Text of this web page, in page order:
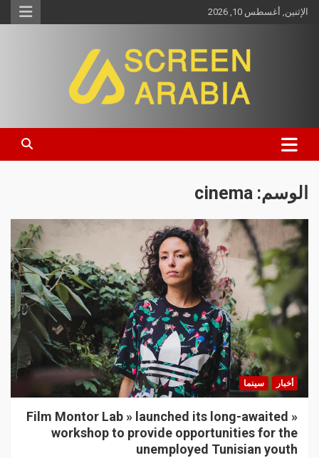
الإثنين, أغسطس 10, 2026
Screen Arabia
الوسم: cinema
أخبار سينما
« Film Montor Lab » launched its long-awaited
workshop to provide opportunities for the
unemployed Tunisian youth